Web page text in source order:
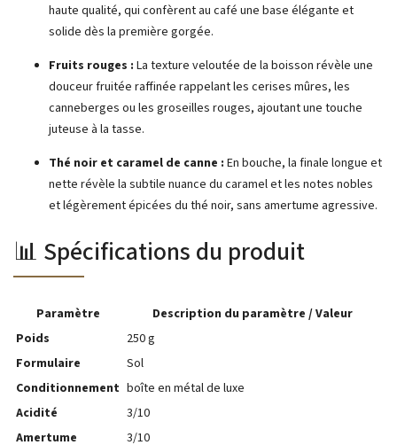
haute qualité, qui confèrent au café une base élégante et
solide dès la première gorgée.
Fruits rouges : La texture veloutée de la boisson révèle une
douceur fruitée raffinée rappelant les cerises mûres, les
canneberges ou les groseilles rouges, ajoutant une touche
juteuse à la tasse.
Thé noir et caramel de canne : En bouche, la finale longue et
nette révèle la subtile nuance du caramel et les notes nobles
et légèrement épicées du thé noir, sans amertume agressive.
📊 Spécifications du produit
Paramètre
Description du paramètre / Valeur
Poids
250 g
Formulaire
Sol
Conditionnement boîte en métal de luxe
Acidité
3/10
Amertume
3/10